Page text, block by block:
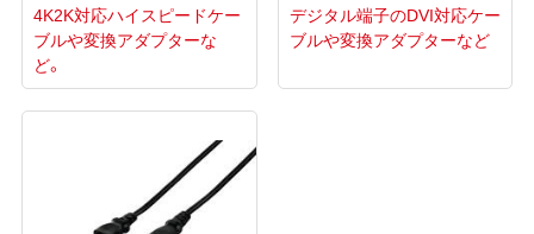
4K2K対応ハイスピードケー
ブルや変換アダプターな
ど。
デジタル端子のDVI対応ケー
ブルや変換アダプターなど